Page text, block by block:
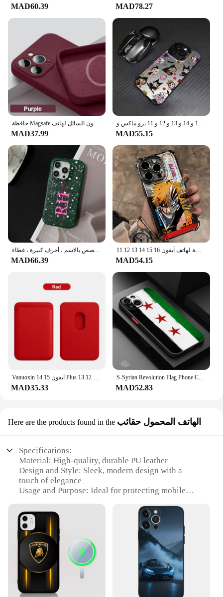
MAD60.39 MAD78.27
MAD37.99 MAD55.15
جراب جلد مخصص بالاسم ، أحرف كبيرة ، غطاء Kafr لـ iPhone 16 ، 14 ، 13 ، 12 ، 11 Pro Max ، 15 Pro Max
MAD66.39
حافظة لهاتف آيفون 16 15 14 13 12 11 Pro Max X XR XSMax 7 8 6 Plus غطاء خلفي مضاد للسقوط
MAD54.15
Vanuoxin آيفون 15 14 Plus 13 12 Pro Max Mini Serise محفظة حمل بطاقات جلدية مغناطيسية لملحقات غطاء Apple Magsafe
MAD35.33
S-Syrian Revolution Flag Phone Case For iPhone 16 15 14 13 12 11 Mini Pro Max X XR XSMax 7 8 6 6s Plus Matte Clear Back Cover
MAD52.83
Here are the products found in the الهاتف المحمول حقائب
Specifications:
Material: High-quality, durable PU leather
Design and Style: Sleek, modern design with a
touch of elegance
Usage and Purpose: Ideal for protecting mobile
Type and Category: Phone case and accessory set
Performance and Property: Offers protection against
scratches and minor impacts
Parts and Accessories: Includes a wholesale set of
phone cases and accessories
Features:
**Unmatched Protection and Style**